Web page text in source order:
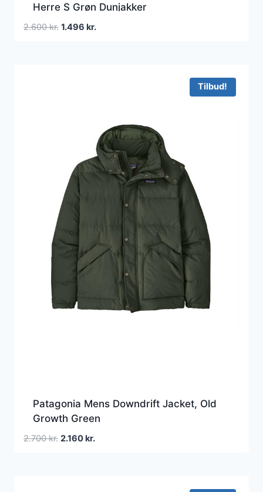
Herre S Grøn Dunjakker
2.600kr. Den
1.496 kr.Den
Tilbud!
Patagonia Mens Downdrift Jacket, Old
Growth Green
2.700kr. Den
2.160kr.Den